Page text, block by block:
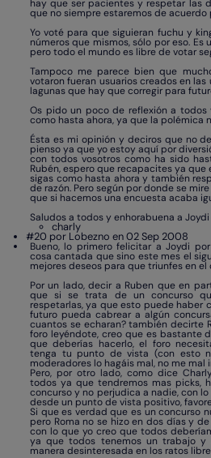
hay que ser pacientes y respetar las
que no siempre estaremos de acuerdo
Yo voté para que siguieran fuchu y
números que mismos, sólo por eso.
pero todo el mundo es libre de votar
Tampoco me parece bien que
votaron fueran usuarios creados en
lagunas que hay que corregir para
Os pido un poco de reflexión a todos
como hasta ahora, ya que la polémica
Ésta es mi opinión y deciros que no
pienso ya que yo estoy aquí por
con todos vosotros como ha sido
Rubén, espero que recapacites ya
sigas como hasta ahora y también
de razón. Pero según por donde se
que si hacemos una encuesta acaba
Saludos a todos y enhorabuena a
charly
#20 por Lobezno en 02 Sep 2008
Bueno, lo primero felicitar a Joydi
cosa cantada que sino este mes el
mejores deseos para que triunfes en el
Por un lado, decir a Ruben que en
que si se trata de un concurso
respetarlas, ya que esto puede haber
futuro pueda cabrear a algún
cuantos se echaran? también decirte
foro leyéndote, creo que es bastante
que deberías hacerlo, el foro
tenga tu punto de vista (con esto
moderadores lo hagáis mal, no me mal
Pero, por otro lado, como dice
todos ya que tendremos mas picks,
concurso y no perjudica a nadie, con
desde un punto de vista positivo,
Si que es verdad que es un concurso
pero Roma no se hizo en dos días y
con lo que yo creo que todos
ya que todos tenemos un trabajo
manera desinteresada en los ratos